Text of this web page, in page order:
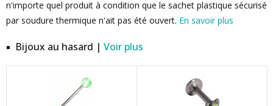
n'importe quel produit à condition que le sachet plastique sécurisé
par soudure thermique n'ait pas été ouvert. En savoir plus
Bijoux au hasard | Voir plus